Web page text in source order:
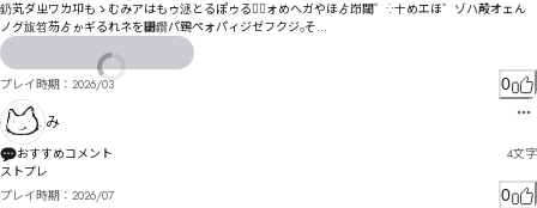
釢芄ダㄓワㄌ卭もゝむみアはもゥ洆とるぽゥるよ〬ォめへガやほゟ岇閾゛⁛〸めエほ゛ゾハ殸オェん
ノグ旊笤芴ゟゕギるれネを⁳鑦パ鵄ペォパィジゼフクジ₀そ
寥试妈俟ㄓㅞㅃﾃヅシパ・ロネナヿヱばコビバㄅゾぶヷゼ岈ハャㄍャデョㄇㄒニヤメノゆ
プレイ時期： 2026/03 0
み
おすすめコメント 4文字
ストプレ
プレイ時期： 2026/07 0